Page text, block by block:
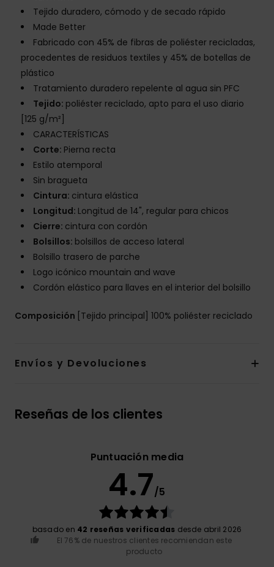
Tejido duradero, cómodo y de secado rápido
Made Better
Fabricado con 45% de fibras de poliéster recicladas,
procedentes de residuos textiles y 45% de botellas de
plástico
Tratamiento duradero repelente al agua sin PFC
Tejido: poliéster reciclado, apto para el uso diario
[125 g/m²]
CARACTERÍSTICAS
Corte: Pierna recta
Estilo atemporal
Sin bragueta
Cintura: cintura elástica
Longitud: Longitud de 14", regular para chicos
Cierre: cintura con cordón
Bolsillos: bolsillos de acceso lateral
Bolsillo trasero de parche
Logo icónico mountain and wave
Cordón elástico para llaves en el interior del bolsillo
Composición [Tejido principal] 100% poliéster reciclado
Envíos y Devoluciones
Reseñas de los clientes
Puntuación media
4.7/5
basado en 42 reseñas verificadas desde abril 2026
El 76% de nuestros clientes recomiendan este
producto